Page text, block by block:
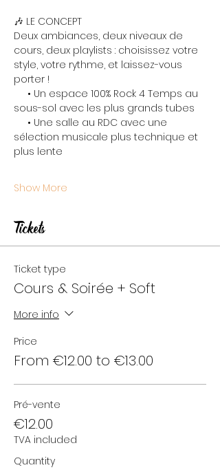
🎶 LE CONCEPT
Deux ambiances, deux niveaux de
cours, deux playlists : choisissez votre
style, votre rythme, et laissez-vous
porter !
• Un espace 100% Rock 4 Temps au
sous-sol avec les plus grands tubes
• Une salle au RDC avec une
sélection musicale plus technique et
plus lente
Show More
Tickets
Ticket type
Cours & Soirée + Soft
More info
Price
From €12.00 to €13.00
Pré-vente
€12.00
TVA included
Quantity